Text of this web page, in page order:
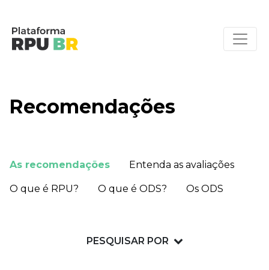
Recomendações
As recomendações Entenda as avaliações
O que é RPU? O que é ODS? Os ODS
PESQUISAR POR